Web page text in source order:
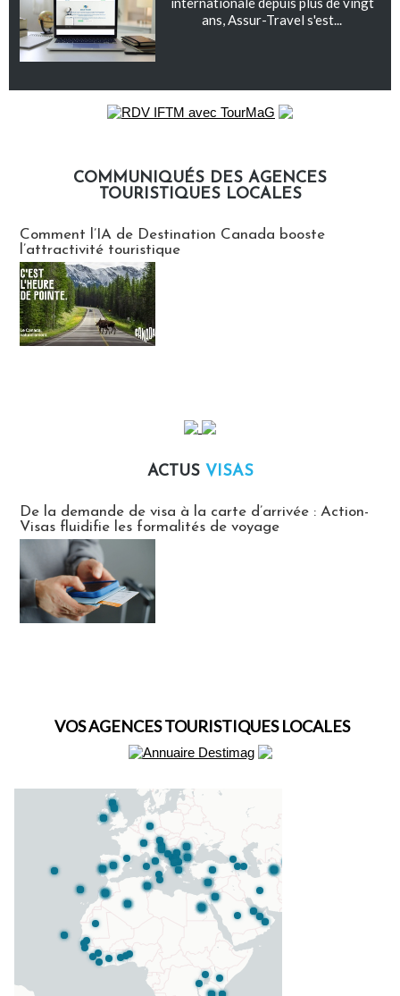
ans, Assur-Travel s'est...
COMMUNIQUÉS DES AGENCES
TOURISTIQUES LOCALES
Comment l’IA de Destination Canada booste
l’attractivité touristique
ACTUS VISAS
De la demande de visa à la carte d’arrivée : Action-
Visas fluidifie les formalités de voyage
VOS AGENCES TOURISTIQUES LOCALES